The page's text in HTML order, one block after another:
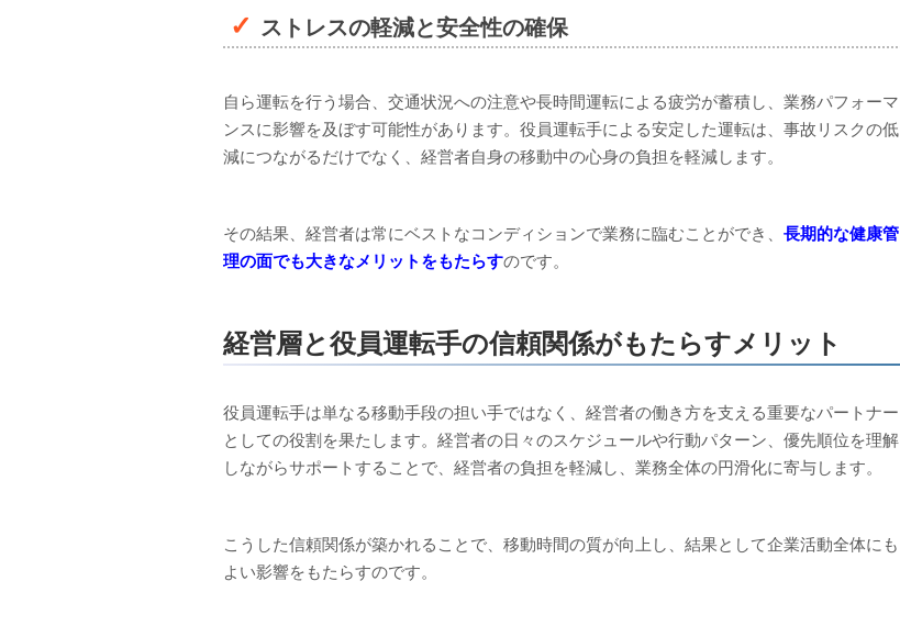
ストレスの軽減と安全性の確保
自ら運転を行う場合、交通状況への注意や長時間運転による疲労が蓄積し、業務パフォーマ
ンスに影響を及ぼす可能性があります。役員運転手による安定した運転は、事故リスクの低
減につながるだけでなく、経営者自身の移動中の心身の負担を軽減します。
その結果、経営者は常にベストなコンディションで業務に臨むことができ、 長期的な健康管
理の面でも大きなメリットをもたらすのです。
経営層と役員運転手の信頼関係がもたらすメリット
役員運転手は単なる移動手段の担い手ではなく、経営者の働き方を支える重要なパートナー
としての役割を果たします。経営者の日々のスケジュールや行動パターン、優先順位を理解
しながらサポートすることで、経営者の負担を軽減し、業務全体の円滑化に寄与します。
こうした信頼関係が築かれることで、移動時間の質が向上し、結果として企業活動全体にも
よい影響をもたらすのです。